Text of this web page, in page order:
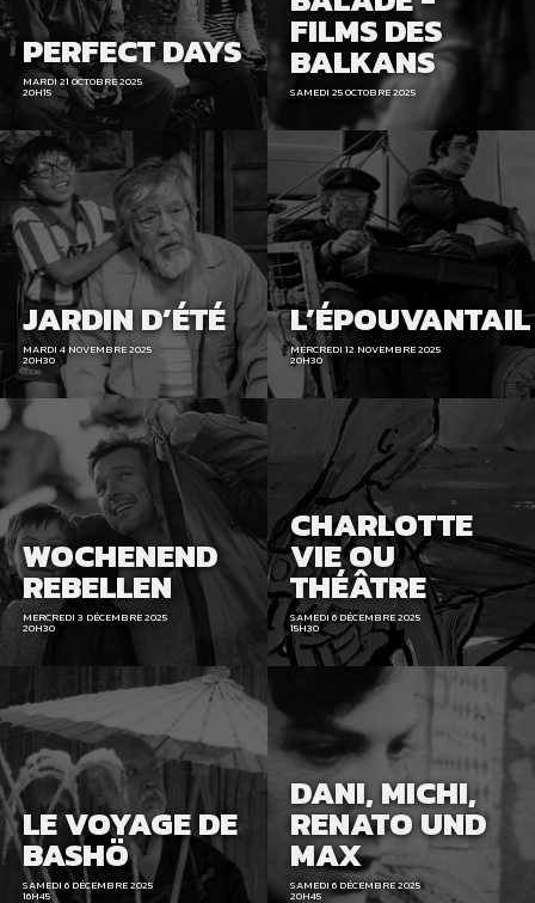
PERFECT DAYS
MARDI 21 OCTOBRE 2025
20H15
FILMS DES
BALKANS
SAMEDI 25 OCTOBRE 2025
JARDIN D’ÉTÉ
MARDI 4 NOVEMBRE 2025
20H30
L’ÉPOUVANTAIL
MERCREDI 12 NOVEMBRE 2025
20H30
WOCHENEND
REBELLEN
MERCREDI 3 DÉCEMBRE 2025
20H30
CHARLOTTE
VIE OU
THÉÂTRE
SAMEDI 6 DÉCEMBRE 2025
15H30
LE VOYAGE DE
BASHÖ
SAMEDI 6 DÉCEMBRE 2025
16H45
DANI, MICHI,
RENATO UND
MAX
SAMEDI 6 DÉCEMBRE 2025
20H45